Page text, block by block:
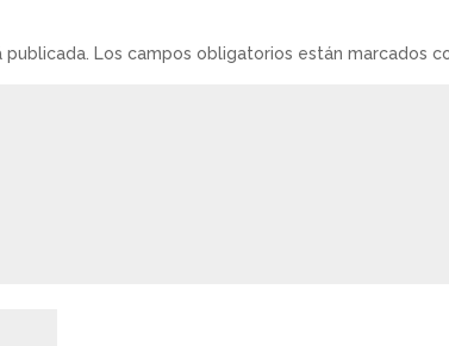
Los campos obligatorios están marcados